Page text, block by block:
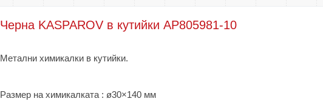
Черна KASPAROV в кутийки AP805981-10
Метални химикалки в кутийки.
Размер на химикалката : ø30×140 мм